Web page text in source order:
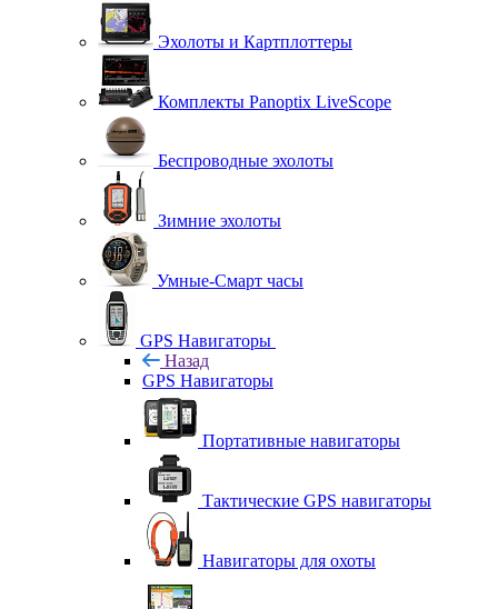
Эхолоты и Картплоттеры
Комплекты Panoptix LiveScope
Беспроводные эхолоты
Зимние эхолоты
Умные-Смарт часы
GPS Навигаторы
Назад
GPS Навигаторы
Портативные навигаторы
Тактические GPS навигаторы
Навигаторы для охоты